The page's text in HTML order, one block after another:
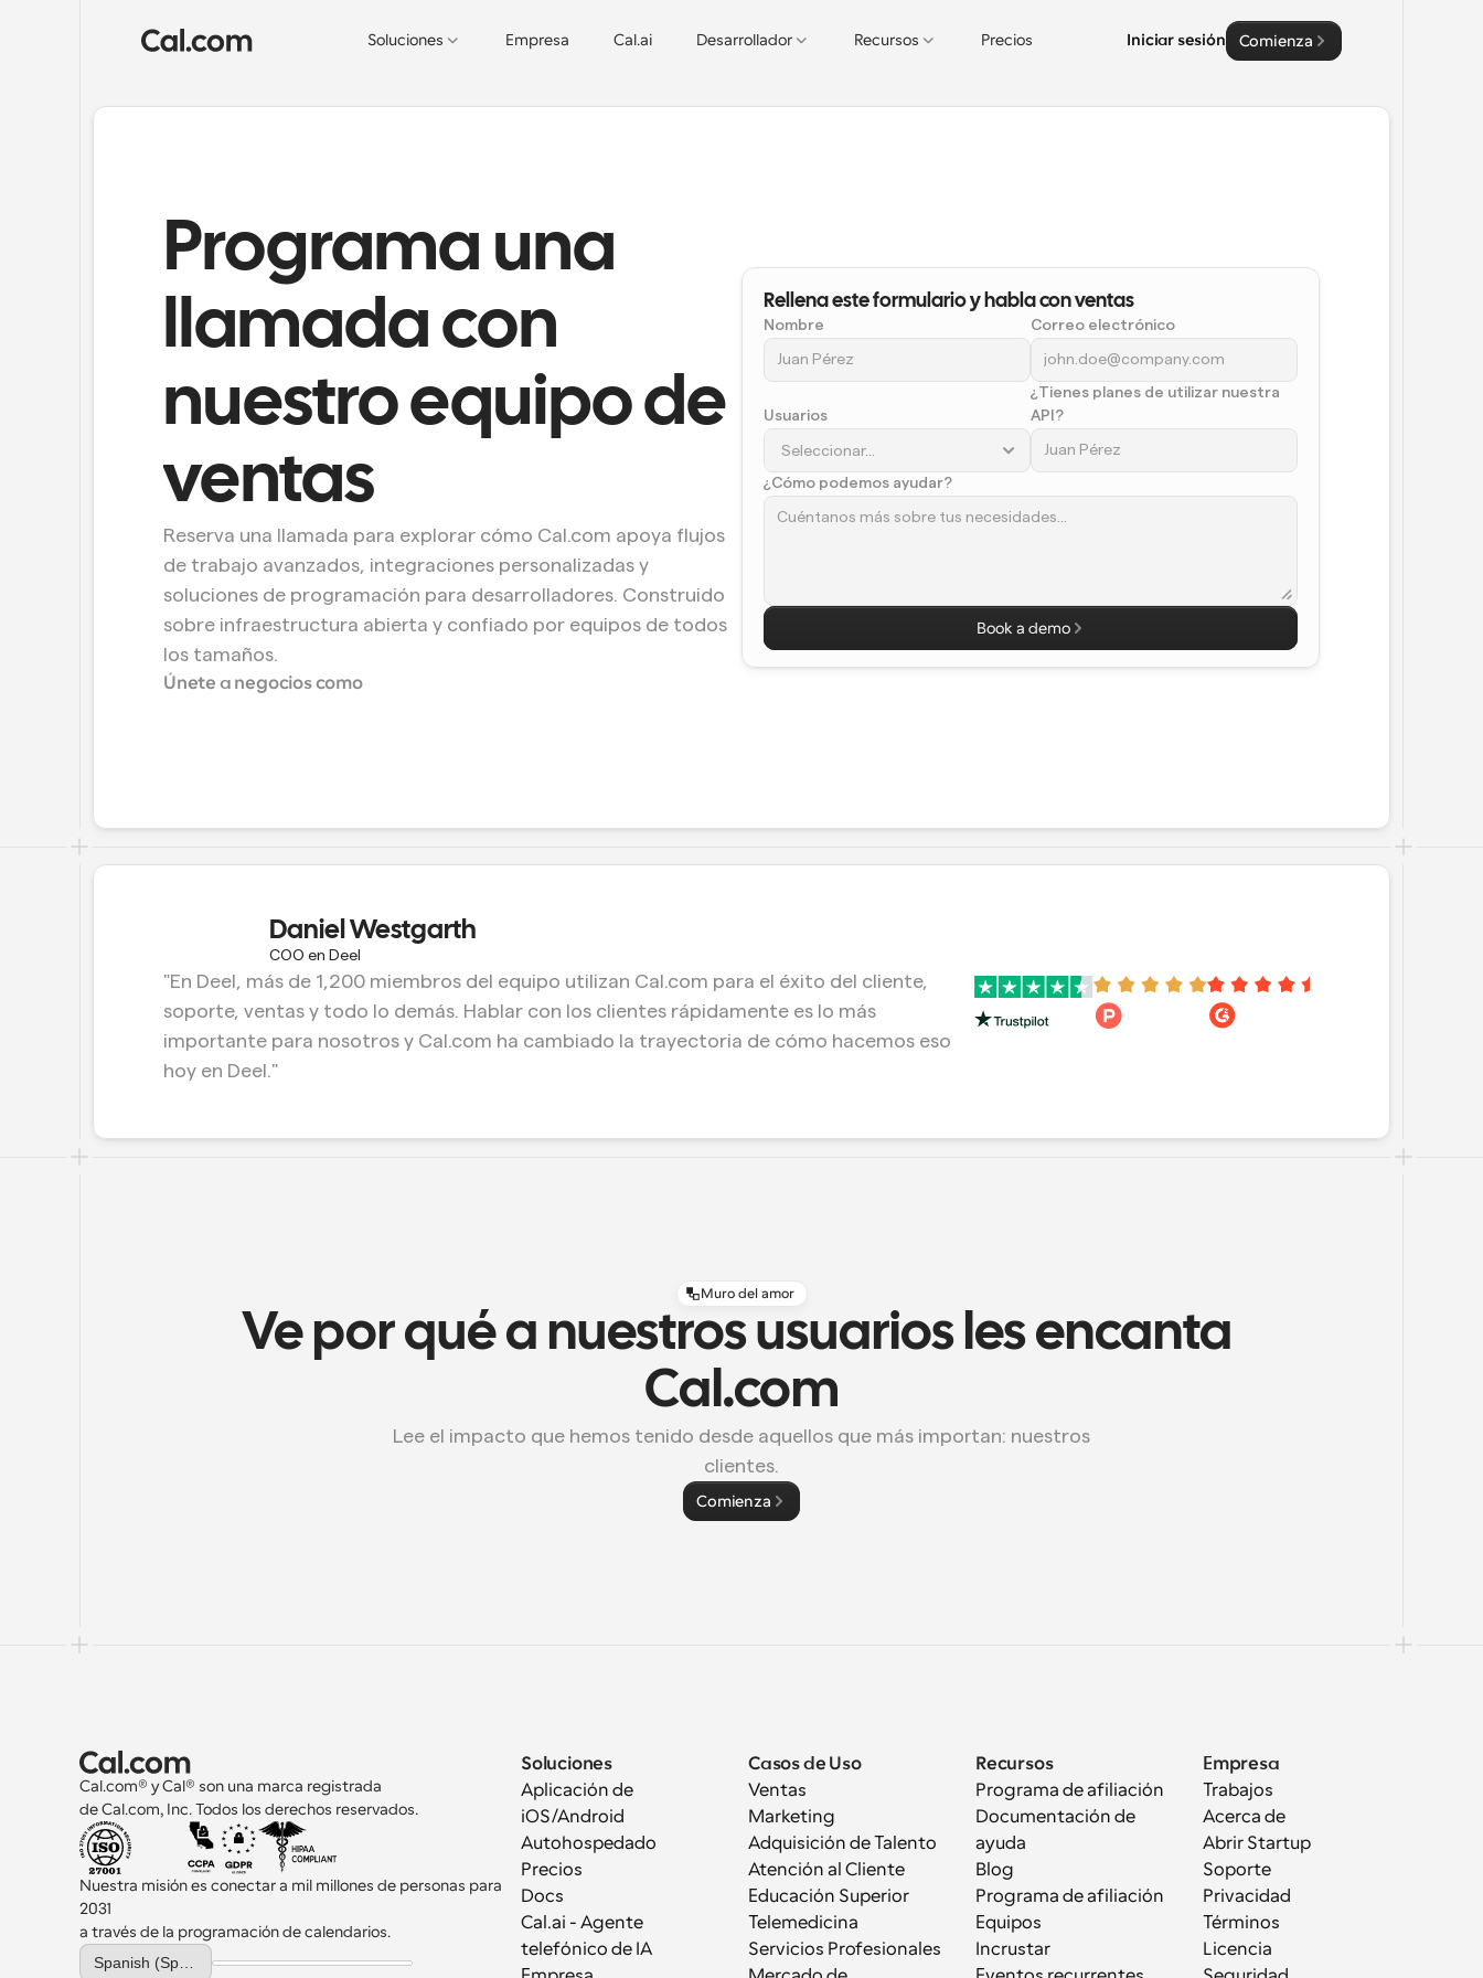
Soluciones Empresa Cal.ai Desarrollador Recursos Precios Iniciar sesión Comienza
Programa una
llamada con
nuestro equipo de
ventas
Reserva una llamada para explorar cómo Cal.com apoya flujos
de trabajo avanzados, integraciones personalizadas y
soluciones de programación para desarrolladores. Construido
sobre infraestructura abierta y confiado por equipos de todos
los tamaños.
Únete a negocios como
Rellena este formulario y habla con ventas
Nombre Correo electrónico
Usuarios
¿Tienes planes de utilizar nuestra
API?
¿Cómo podemos ayudar?
Book a demo
Daniel Westgarth
COO en Deel
"En Deel, más de 1,200 miembros del equipo utilizan Cal.com para el éxito del cliente,
soporte, ventas y todo lo demás. Hablar con los clientes rápidamente es lo más
importante para nosotros y Cal.com ha cambiado la trayectoria de cómo hacemos eso
hoy en Deel."
Muro del amor
Ve por qué a nuestros usuarios les encanta
Cal.com
clientes.
Comienza
Cal.com® y Cal® son una marca registrada
de Cal.com, Inc. Todos los derechos reservados.
Nuestra misión es conectar a mil millones de personas para
2031
a través de la programación de calendarios.
Select Language
Soluciones
Aplicación de
iOS/Android
Autohospedado
Precios
Docs
Cal.ai - Agente
telefónico de IA
Casos de Uso
Ventas
Marketing
Adquisición de Talento
Atención al Cliente
Educación Superior
Telemedicina
Servicios Profesionales
Recursos
Programa de afiliación
Documentación de
ayuda
Blog
Programa de afiliación
Equipos
Incrustar
Empresa
Trabajos
Acerca de
Abrir Startup
Soporte
Privacidad
Términos
Licencia